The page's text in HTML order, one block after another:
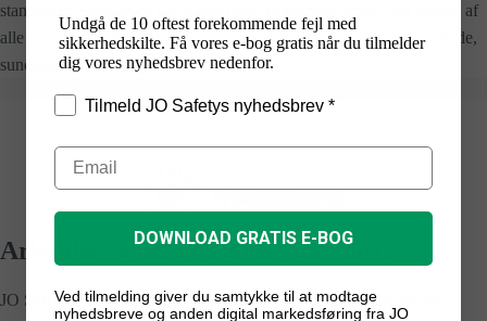
standarder. Standarder der sikrer f.eks. ensartet skiltning, der forstås af
alle uanset sprogkundskaber, dette mindsker risikoen for personskade,
sundhedsfare og miljøforurening.
Arbejdstilsynet og Dansk Standard
JO Safety’s standardsikkerhedsskilteoverholder Arbejdstilsynets
Undgå de 10 oftest forekommende fejl med
sikkerhedskilte. Få vores e-bog gratis når du tilmelder
dig vores nyhedsbrev nedenfor.
Tilmeld JO Safetys nyhedsbrev *
DOWNLOAD GRATIS E-BOG
Ved tilmelding giver du samtykke til at modtage
nyhedsbreve og anden digital markedsføring fra JO